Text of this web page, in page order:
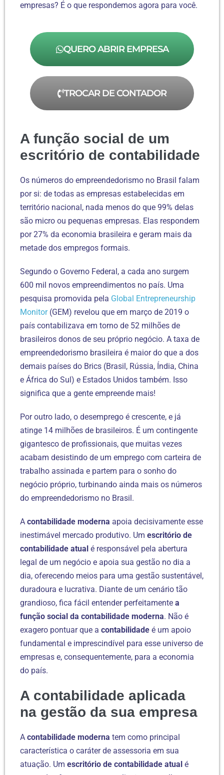
empresas? É o que respondemos agora para você.
QUERO ABRIR EMPRESA
TROCAR DE CONTADOR
A função social de um
escritório de contabilidade
Os números do empreendedorismo no Brasil falam
por si: de todas as empresas estabelecidas em
território nacional, nada menos do que 99% delas
são micro ou pequenas empresas. Elas respondem
por 27% da economia brasileira e geram mais da
metade dos empregos formais.
Segundo o Governo Federal, a cada ano surgem
600 mil novos empreendimentos no país. Uma
pesquisa promovida pela Global Entrepreneurship
Monitor(GEM) revelou que em março de 2019 o
país contabilizava em torno de 52 milhões de
brasileiros donos de seu próprio negócio. A taxa de
empreendedorismo brasileira é maior do que a dos
demais países do Brics (Brasil, Rússia, Índia, China
e África do Sul) e Estados Unidos também. Isso
significa que a gente empreende mais!
Por outro lado, o desemprego é crescente, e já
atinge 14 milhões de brasileiros. É um contingente
gigantesco de profissionais, que muitas vezes
acabam desistindo de um emprego com carteira de
trabalho assinada e partem para o sonho do
negócio próprio, turbinando ainda mais os números
do empreendedorismo no Brasil.
A contabilidade moderna apoia decisivamente esse
inestimável mercado produtivo. Um escritório de
contabilidade atual é responsável pela abertura
legal de um negócio e apoia sua gestão no dia a
dia, oferecendo meios para uma gestão sustentável,
duradoura e lucrativa. Diante de um cenário tão
grandioso, fica fácil entender perfeitamente a
função social da contabilidade moderna. Não é
exagero pontuar que a contabilidade é um apoio
fundamental e imprescindível para esse universo de
empresas e, consequentemente, para a economia
do país.
A contabilidade aplicada
na gestão da sua empresa
A contabilidade moderna tem como principal
característica o caráter de assessoria em sua
atuação. Um escritório de contabilidade atual é